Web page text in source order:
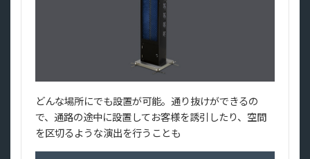
どんな場所にでも設置が可能。通り抜けができるの
で、通路の途中に設置してお客様を誘引したり、空間
を区切るような演出を行うことも